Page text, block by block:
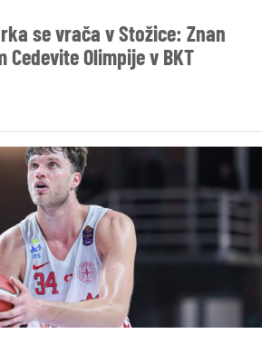
se vrača v Stožice: Znan
Cedevite Olimpije v BKT